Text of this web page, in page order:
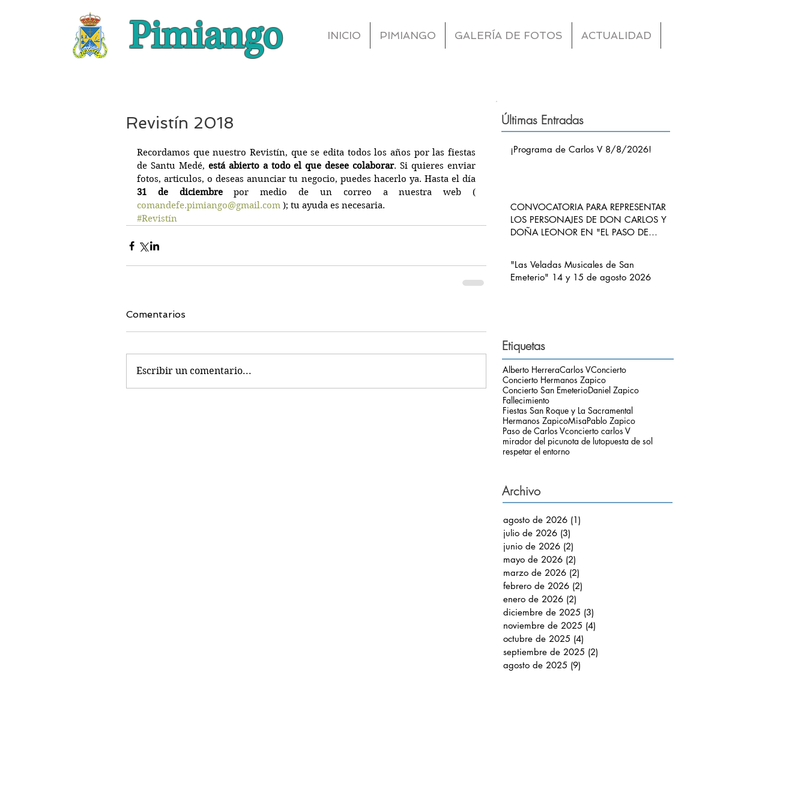
Pimiango INICIO PIMIANGO GALERÍA DE FOTOS ACTUALIDAD
Revistín 2018
Recordamos que nuestro Revistín, que se edita todos los años por las fiestas
de Santu Medé, está abierto a todo el que desee colaborar. Si quieres enviar
31 de diciembre
comandefe.pimiango@gmail.com ); tu ayuda es necesaria.
#Revistín
Comentarios
Escribir un comentario...
¡Programa de Carlos V 8/8/2026!
CONVOCATORIA PARA REPRESENTAR
LOS PERSONAJES DE DON CARLOS Y
DOÑA LEONOR EN "EL PASO DE
"Las Veladas Musicales de San
Emeterio" 14 y 15 de agosto 2026
Etiquetas
Alberto HerreraCarlos VConcierto
Concierto Hermanos Zapico
Concierto San EmeterioDaniel Zapico
Fallecimiento
Fiestas San Roque y La Sacramental
Hermanos ZapicoMisaPablo Zapico
Paso de Carlos Vconcierto carlos V
mirador del picunota de lutopuesta de sol
respetar el entorno
Archivo
agosto de 2026 (1)
julio de 2026 (3)
junio de 2026 (2)
mayo de 2026 (2)
marzo de 2026 (2)
febrero de 2026 (2)
enero de 2026 (2)
diciembre de 2025 (3)
noviembre de 2025 (4)
octubre de 2025 (4)
septiembre de 2025 (2)
agosto de 2025 (9)
Últimas Entradas